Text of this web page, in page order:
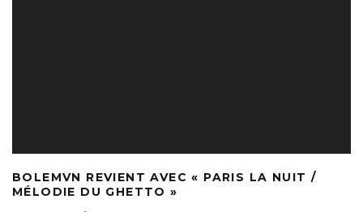
BOLEMVN REVIENT AVEC « PARIS LA NUIT /
MÉLODIE DU GHETTO »